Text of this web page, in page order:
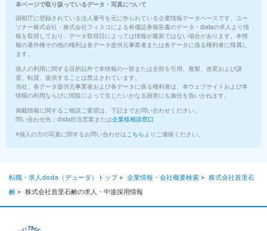
本ページで取り扱っているデータ・写真について
国税庁に登録されている法人番号を元に作られている企業情報データベースです。ユー
ソナー株式会社・株式会社フィスコによる有価証券報告書のデータ・dodaの求人より情
報を取得しており、データ取得日によっては情報が最新ではない場合があります。本情
報の著作権その他の権利は各データ提供元事業者または各データに係る権利者に帰属し
ます。
個人の利用に関する目的以外で本情報の一部または全部を引用、複製、改変および譲
渡、転貸、提供することは禁止されています。
当社、各データ提供元事業者および各データに係る権利者は、本ウェブサイトおよび本
情報の利用ならびに閲覧によって生じたいかなる損害にも責任を負いかねます。
掲載情報に関するご相談ご要望は、下記までお問い合わせください。
問い合わせ先：doda担当営業または企業様相談窓口
※個人の方の写真に関するお問い合わせは こちら よりご連絡ください。
転職・求人doda（デューダ）トップ> 企業情報・会社概要検索 > 株式会社首里石
鹸 > 株式会社首里石鹸の求人・中途採用情報